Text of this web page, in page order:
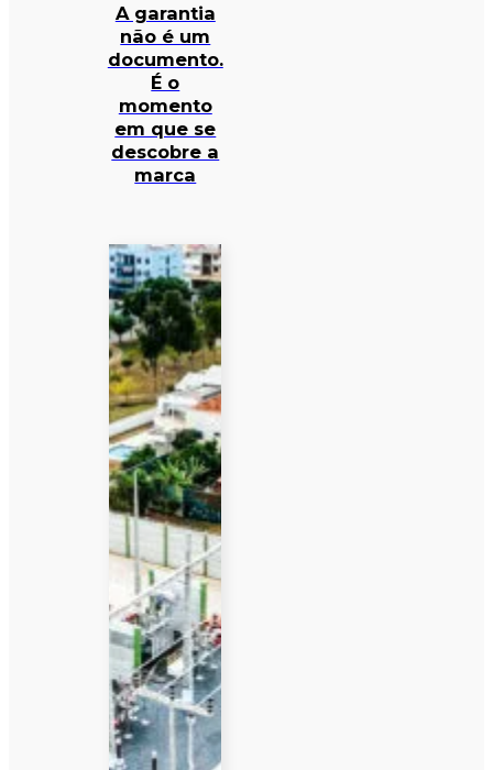
A garantia
não é um
documento.
É o
momento
em que se
descobre a
marca